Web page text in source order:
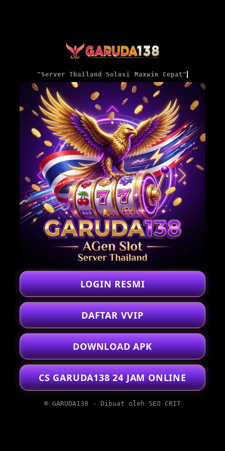
"Server Thailand Solusi Maxwin Cepat"
LOGIN RESMI
DAFTAR VVIP
DOWNLOAD APK
CS GARUDA138 24 JAM ONLINE
© GARUDA138 - Dibuat oleh SEO CRIT